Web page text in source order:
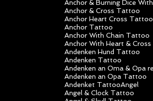
Anchor & Cross Tattoo
Anchor Heart Cross Tattoo
Anchor Tattoo
Anchor With Chain Tattoo
Andenken Hund Tattoo
Andenken Tattoo
Andenken an Opa Tattoo
Andenket TattooAngel
Angel & Clock Tattoo